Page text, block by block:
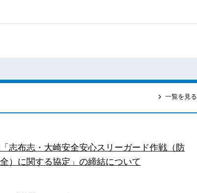
一覧を見る
志布志・大崎安全安心スリーガード作戦（防
）に関する協定」の締結について